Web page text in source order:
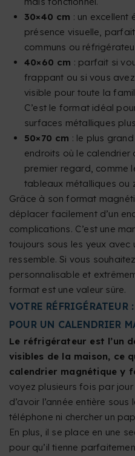
30×40 cm : un excellent
présence visuelle,
communs ou
40×60 cm : parfait si
frappant ou si vous
visible pour toute la
C’est le format idéal
surfaces métalliques
50×70 cm : le plus
endroits où le calendrier
premier regard, comme
tableaux métalliques ou
Grâce à son format
déplacer facilement d’un
complications. C’est une
toujours sous les yeux avec
ressemble. Si vous
personnalisable et
format est une valeur sûre.
VOTRE RÉFRIGÉRATEUR
POUR UN CALENDRIER
Le réfrigérateur est l’un
visibles de la maison, ce
calendrier magnétique y
voyez plusieurs fois par
d’avoir l’année entière
téléphone ni chercher un
En plus, il se place en une
pour qu’il tienne